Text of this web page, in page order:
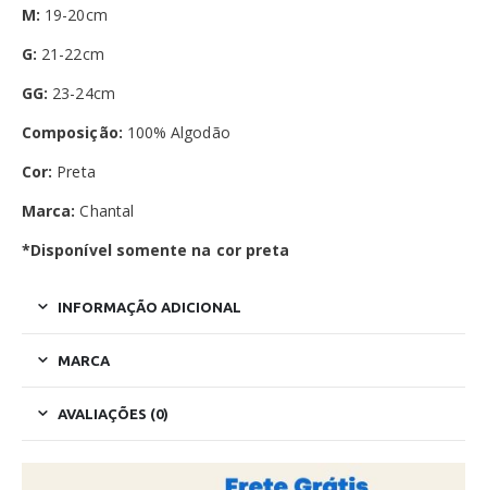
M: 19-20cm
G: 21-22cm
GG: 23-24cm
Composição: 100% Algodão
Cor: Preta
Marca: Chantal
*Disponível somente na cor preta
INFORMAÇÃO ADICIONAL
MARCA
AVALIAÇÕES (0)